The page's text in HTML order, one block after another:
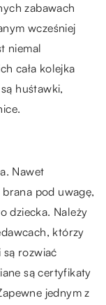
zabawach
wcześniej
niemal
cała kolejka
huśtawki,
Nawet
brana pod uwagę,
dziecka. Należy
którzy
są rozwiać
są certyfikaty
jednym z